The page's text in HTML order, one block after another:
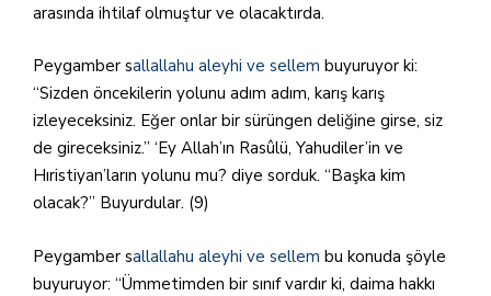
arasında ihtilaf olmuştur ve olacaktırda.
Peygamber sallallahu aleyhi ve sellem buyuruyor ki:
“Sizden öncekilerin yolunu adım adım, karış karış
izleyeceksiniz. Eğer onlar bir sürüngen deliğine girse, siz
de gireceksiniz.” ‘Ey Allah’ın Rasûlü, Yahudiler’in ve
Hıristiyan’ların yolunu mu? diye sorduk. “Başka kim
olacak?” Buyurdular. (9)
Peygamber sallallahu aleyhi ve sellem bu konuda şöyle
buyuruyor: “Ümmetimden bir sınıf vardır ki, daima hakkı